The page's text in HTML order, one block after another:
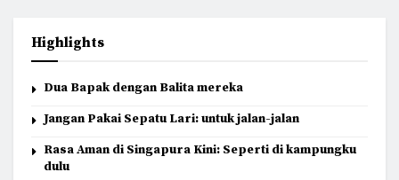
Highlights
Dua Bapak dengan Balita mereka
Jangan Pakai Sepatu Lari: untuk jalan-jalan
Rasa Aman di Singapura Kini: Seperti di kampungku
dulu